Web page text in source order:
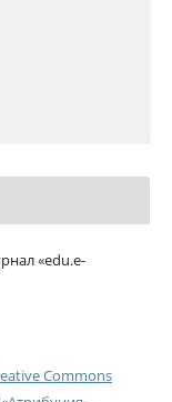
«edu.e-
Commons